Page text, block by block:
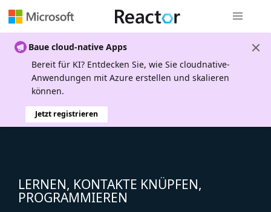
Baue cloud-native Apps
Bereit für KI? Entdecken Sie, wie Sie cloudnative-
Anwendungen mit Azure erstellen und skalieren
können.
Jetzt registrieren
LERNEN, KONTAKTE KNÜPFEN,
PROGRAMMIEREN